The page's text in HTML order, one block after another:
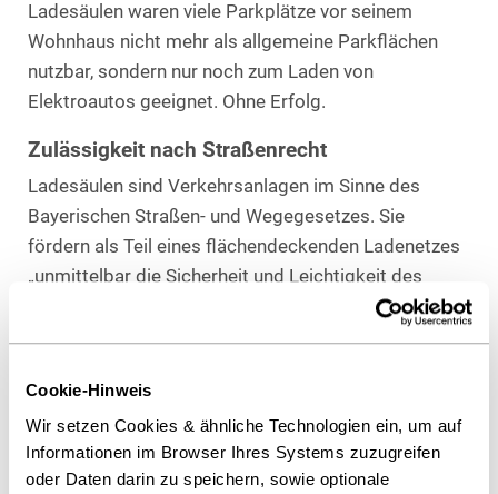
Cookie-Hinweis
Wir setzen Cookies & ähnliche Technologien ein, um auf
Informationen im Browser Ihres Systems zuzugreifen
oder Daten darin zu speichern, sowie optionale
Ladesäulen waren viele Parkplätze vor seinem
Wohnhaus nicht mehr als allgemeine Parkflächen
nutzbar, sondern nur noch zum Laden von
Elektroautos geeignet. Ohne Erfolg.
Zulässigkeit nach Straßenrecht
Ladesäulen sind Verkehrsanlagen im Sinne des
Bayerischen Straßen- und Wegegesetzes. Sie
fördern als Teil eines flächendeckenden Ladenetzes
„unmittelbar die Sicherheit und Leichtigkeit des
Verkehrs“. Damit sind sie Straßenbestandteile, so
Tankstellen sind Ladesäulen von der Größe eines
herkömmlichen Parkscheinautomaten nicht nach
dem Baurecht zu genehmigen.